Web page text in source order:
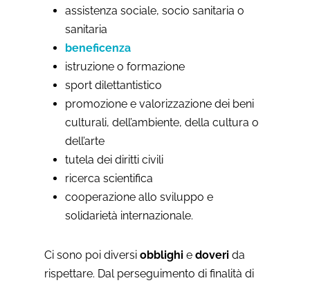
assistenza sociale, socio sanitaria o
sanitaria
beneficenza
istruzione o formazione
sport dilettantistico
promozione e valorizzazione dei beni
culturali, dell’ambiente, della cultura o
dell’arte
tutela dei diritti civili
ricerca scientifica
cooperazione allo sviluppo e
solidarietà internazionale.
Ci sono poi diversi obblighi e doveri da
rispettare. Dal perseguimento di finalità di